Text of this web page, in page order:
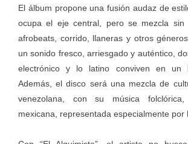
El álbum propone una fusión audaz de
ocupa el eje central, pero se mezcla sin
afrobeats, corrido, llaneras y otros
un sonido fresco, arriesgado y auténtico,
electrónico y lo latino conviven en un
Además, el disco será una mezcla de
venezolana, con su música
mexicana, representada especialmente por